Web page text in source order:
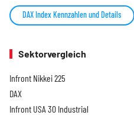
DAX Index Kennzahlen und Details
Sektorvergleich
Infront Nikkei 225
DAX
Infront USA 30 Industrial